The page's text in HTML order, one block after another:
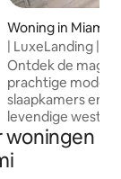
van
Woning in Miami
| LuxeLanding |
Ontdek de magie
prachtige
slaapkamers en 3
levendige
Deze ruime,
aan maximaal 11
over een strakke
woningen